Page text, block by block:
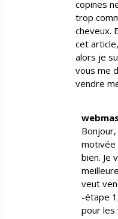
copines
trop
cheveux.
cet
alors je
vous me
vendre
motivée
bien. Je
veut
-étape
pour les